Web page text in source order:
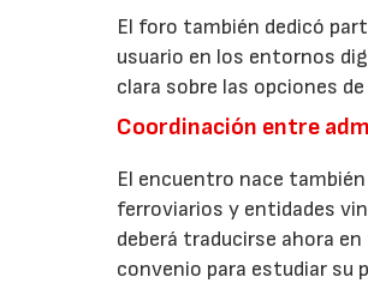
El foro también dedicó
usuario en los entornos
clara sobre las opciones
Coordinación entre
El encuentro nace
ferroviarios y entidades
deberá traducirse ahora
convenio para estudiar su